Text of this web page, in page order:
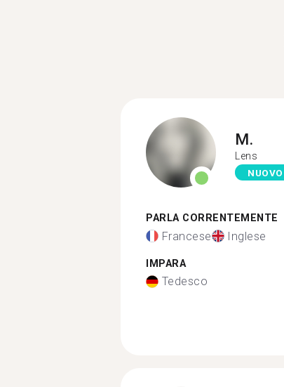
M.
Lens
NUOVO
PARLA CORRENTEMENTE
Francese Inglese
IMPARA
Tedesco